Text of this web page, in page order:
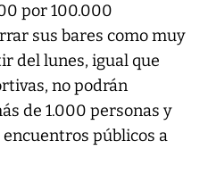
por 100.000
sus bares como muy
del lunes, igual que
no podrán
de 1.000 personas y
públicos a